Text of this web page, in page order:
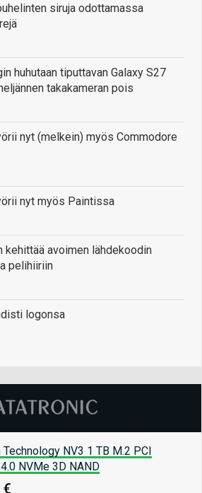
siruja odottamassa
huhutaan tiputtavan Galaxy S27
takakameran pois
nyt (melkein) myös Commodore
nyt myös Paintissa
kehittää avoimen lähdekoodin
pelihiiriin
logonsa
NV3 1 TB M.2 PCI
NVMe 3D NAND
€